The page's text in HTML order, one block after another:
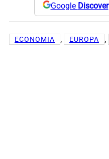
Google Discover
ECONOMIA , EUROPA ,